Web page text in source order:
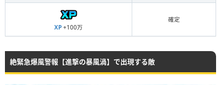
XP +100万
確定
絶緊急爆風警報【進撃の暴風渦】で出現する敵